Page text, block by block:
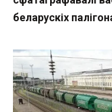
беларускіх